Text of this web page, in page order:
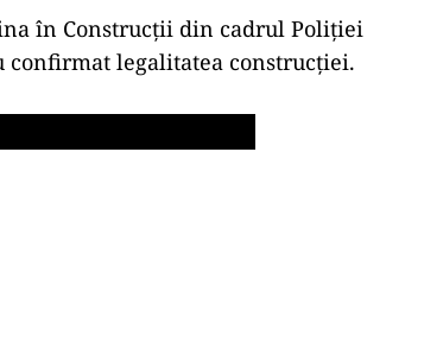
în Construcții din cadrul Poliției
confirmat legalitatea construcției.